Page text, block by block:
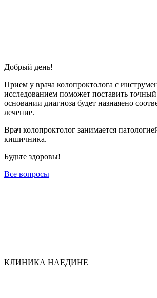
Добрый день!
Прием у врача колопроктолога с
исследованием поможет поставить
основании диагноза будет назнаяено
лечение.
Врач колопроктолог занимается
кишичника.
Будьте здоровы!
Все вопросы
КЛИНИКА НАЕДИНЕ